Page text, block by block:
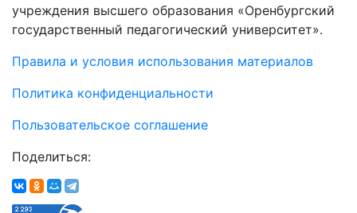
учреждения высшего образования «Оренбургский
государственный педагогический университет».
Правила и условия использования материалов
Политика конфиденциальности
Пользовательское соглашение
Поделиться: